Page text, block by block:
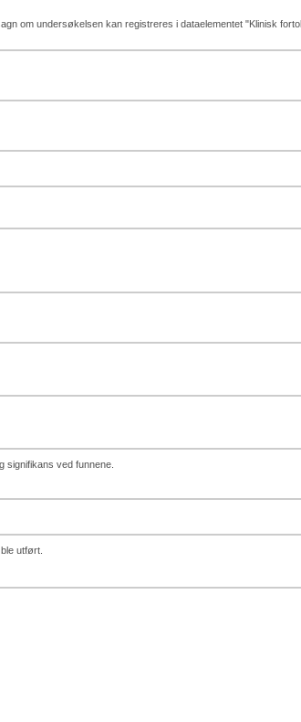
om undersøkelsen kan registreres i dataelementet "Klinisk
signifikans ved funnene.
utført.